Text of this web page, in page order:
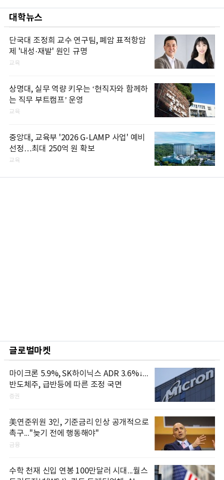
대학뉴스
단국대 조정희 교수 연구팀, 폐암 표적항암
제 '내성·재발' 원인 규명
교육
상명대, 실무 역량 키우는 ‘현직자와 함께하
는 직무 부트캠프’ 운영
교육
중앙대, 교육부 '2026 G-LAMP 사업' 예비
선정…최대 250억 원 확보
교육
글로벌마켓
마이크론 5.9%, SK하이닉스 ADR 3.6%↓...
반도체주, 급반등에 따른 조정 국면
증권
美연준위원 3인, 기준금리 인상 공개적으로
촉구..."늦기 전에 행동해야"
금융
수학 천재 신입 연봉 100만달러 시대...월스